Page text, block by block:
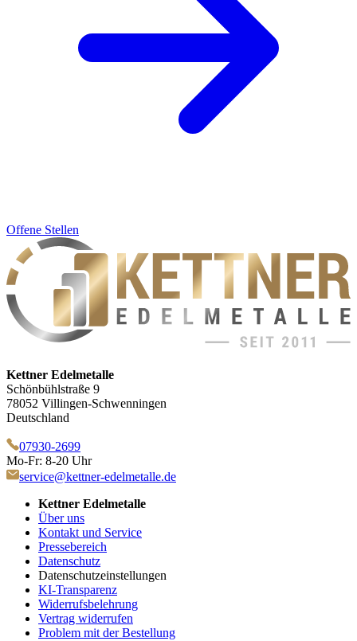
Offene Stellen
Kettner Edelmetalle
Schönbühlstraße 9
78052 Villingen-Schwenningen
Deutschland
07930-2699
Mo-Fr: 8-20 Uhr
service@kettner-edelmetalle.de
Kettner Edelmetalle
Über uns
Kontakt und Service
Pressebereich
Datenschutz
Datenschutzeinstellungen
KI-Transparenz
Widerrufsbelehrung
Vertrag widerrufen
Problem mit der Bestellung